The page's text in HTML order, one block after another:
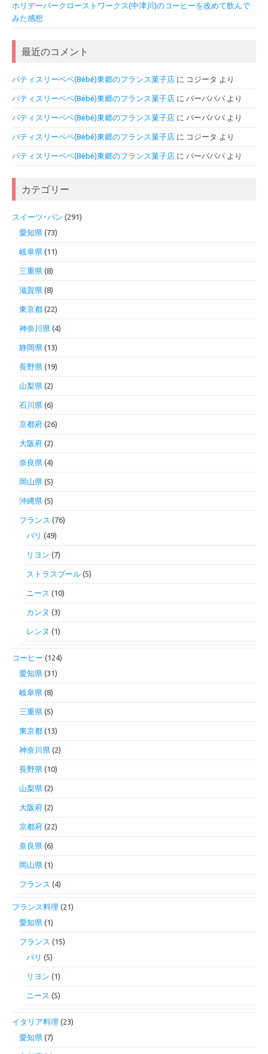
ホリデーパークローストワークス(中津川)のコーヒーを改めて飲んで
みた感想
最近のコメント
パティスリーベベ(Bébé)東郷のフランス菓子店 に コジータ より
パティスリーベベ(Bébé)東郷のフランス菓子店 に バーバパパ より
パティスリーベベ(Bébé)東郷のフランス菓子店 に バーバパパ より
パティスリーベベ(Bébé)東郷のフランス菓子店 に コジータ より
パティスリーベベ(Bébé)東郷のフランス菓子店 に バーバパパ より
カテゴリー
スイーツ･パン (291)
愛知県 (73)
岐阜県 (11)
三重県 (8)
滋賀県 (8)
東京都 (22)
神奈川県 (4)
静岡県 (13)
長野県 (19)
山梨県 (2)
石川県 (6)
京都府 (26)
大阪府 (2)
奈良県 (4)
岡山県 (5)
沖縄県 (5)
フランス (76)
パリ (49)
リヨン (7)
ストラスブール (5)
ニース (10)
カンヌ (3)
レンヌ (1)
コーヒー (124)
愛知県 (31)
岐阜県 (8)
三重県 (5)
東京都 (13)
神奈川県 (2)
長野県 (10)
山梨県 (2)
大阪府 (2)
京都府 (22)
奈良県 (6)
岡山県 (1)
フランス (4)
フランス料理 (21)
愛知県 (1)
フランス (15)
パリ (5)
リヨン (1)
ニース (5)
イタリア料理 (23)
愛知県 (7)